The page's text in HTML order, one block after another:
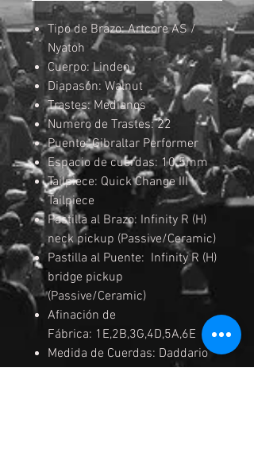
Tipo de Brazo: Artcore AS /
Nyatoh
Cuerpo: Linden
Diapasón: Walnut
Trastes: Medianos
Numero de Trastes: 22
Puente: Gibraltar Performer
Espacio de cuerdas: 10.5mm
Tailpiece: Quick Change III
Tailpiece
Pastilla al Brazo: Infinity R (H)
neck pickup (Passive/Ceramic)
Pastilla al Puente: Infinity R (H)
bridge pickup
(Passive/Ceramic)
Afinación de
Fábrica: 1E,2B,3G,4D,5A,6E
Medida de Cuerdas: Daddario